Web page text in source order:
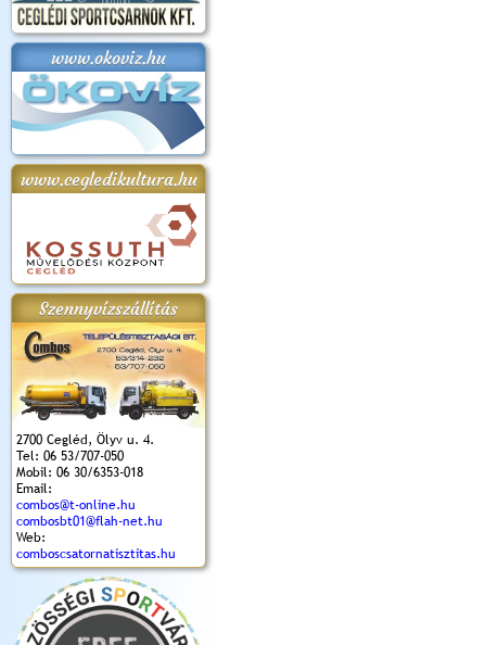
www.okoviz.hu
www.cegledikultura.hu
Szennyvízszállítás
2700 Cegléd, Ölyv u. 4.
Tel: 06 53/707-050
Mobil: 06 30/6353-018
Email:
combos@t-online.hu
combosbt01@flah-net.hu
Web:
comboscsatornatisztitas.hu
2018.
Kossuth Toborzó
Ünnepély
Szent István Ünnepe
(2017. 08. 20.)